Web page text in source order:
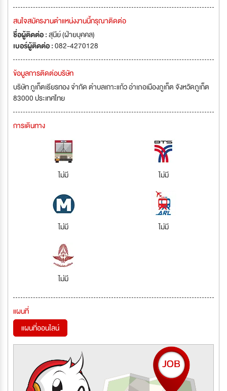
สนใจสมัครงานตำแหน่งงานนี้กรุณาติดต่อ
ชื่อผู้ติดต่อ :สุนีย์ (ฝ่ายบุคคล)
เบอร์ผู้ติดต่อ :082-4270128
ข้อมูลการติดต่อบริษัท
บริษัท ภูเก็ตเธียรทอง จำกัด ตำบลเกาะแก้ว อำเภอเมืองภูเก็ต จังหวัดภูเก็ต
83000 ประเทศไทย
การเดินทาง
ไม่มี ไม่มี
ไม่มี ไม่มี
ไม่มี
แผนที่
แผนที่ออนไลน์